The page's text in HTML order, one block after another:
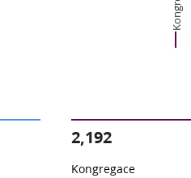
2,192
Kongregace